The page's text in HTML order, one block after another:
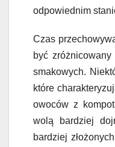
odpowiednim
Czas
być
smakowych.
które
owoców z
wolą bardziej
bardziej